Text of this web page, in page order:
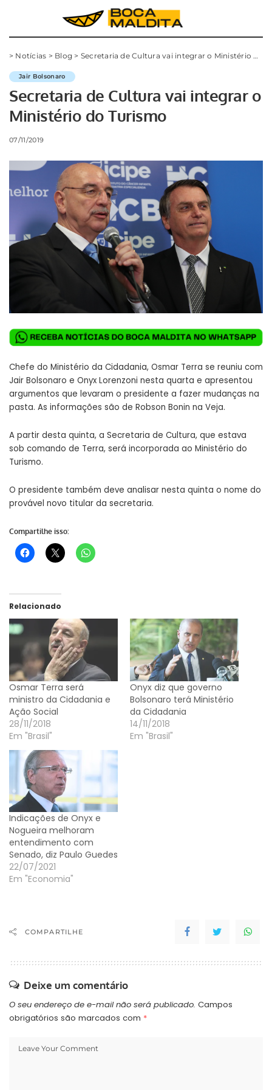
> Notícias > Blog > Secretaria de Cultura vai integrar o Ministério do Turismo
Jair Bolsonaro
Secretaria de Cultura vai integrar o
Ministério do Turismo
07/11/2019
Chefe do Ministério da Cidadania, Osmar Terra se reuniu com
Jair Bolsonaro e Onyx Lorenzoni nesta quarta e apresentou
argumentos que levaram o presidente a fazer mudanças na
pasta. As informações são de Robson Bonin na Veja.
A partir desta quinta, a Secretaria de Cultura, que estava
sob comando de Terra, será incorporada ao Ministério do
Turismo.
O presidente também deve analisar nesta quinta o nome do
provável novo titular da secretaria.
Compartilhe isso:
Relacionado
Osmar Terra será
ministro da Cidadania e
Ação Social
28/11/2018
Em "Brasil"
Onyx diz que governo
Bolsonaro terá Ministério
da Cidadania
14/11/2018
Em "Brasil"
Indicações de Onyx e
Nogueira melhoram
entendimento com
Senado, diz Paulo Guedes
22/07/2021
Em "Economia"
COMPARTILHE
Deixe um comentário
O seu endereço de e-mail não será publicado. Campos
obrigatórios são marcados com *